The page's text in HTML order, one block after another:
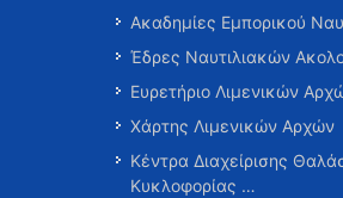
Ακαδημίες Εμπορικού
Έδρες Ναυτιλιακών
Ευρετήριο Λιμενικών
Χάρτης Λιμενικών Αρχών
Κέντρα Διαχείρισης
Κυκλοφορίας …